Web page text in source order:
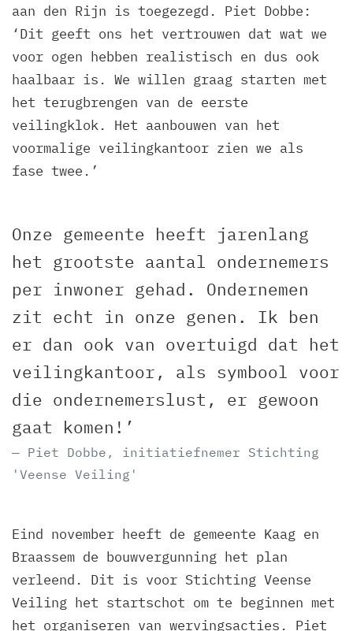
aan den Rijn is toegezegd. Piet Dobbe:
‘Dit geeft ons het vertrouwen dat wat we
voor ogen hebben realistisch en dus ook
haalbaar is. We willen graag starten met
het terugbrengen van de eerste
veilingklok. Het aanbouwen van het
voormalige veilingkantoor zien we als
fase twee.’
Onze gemeente heeft jarenlang
het grootste aantal ondernemers
per inwoner gehad. Ondernemen
zit echt in onze genen. Ik ben
er dan ook van overtuigd dat het
veilingkantoor, als symbool voor
die ondernemerslust, er gewoon
gaat komen!’
Piet Dobbe, initiatiefnemer Stichting
'Veense Veiling'
Eind november heeft de gemeente Kaag en
Braassem de bouwvergunning het plan
verleend. Dit is voor Stichting Veense
Veiling het startschot om te beginnen met
het organiseren van wervingsacties. Piet